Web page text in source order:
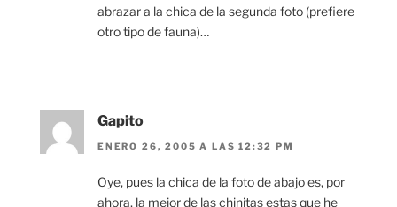
abrazar a la chica de la segunda foto (prefiere
otro tipo de fauna)…
Gapito
ENERO 26, 2005 A LAS 12:32 PM
Oye, pues la chica de la foto de abajo es, por
ahora, la mejor de las chinitas estas que he